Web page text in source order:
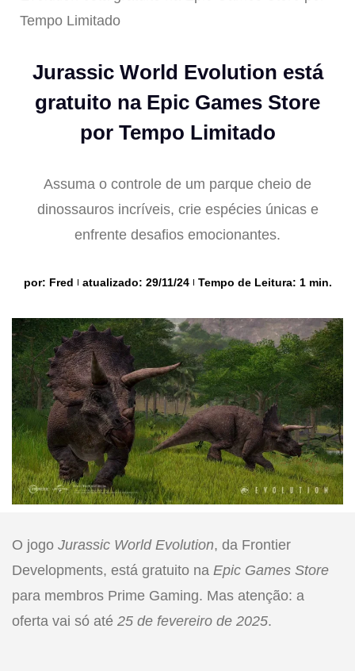
Tempo Limitado
Jurassic World Evolution está
gratuito na Epic Games Store
por Tempo Limitado
Assuma o controle de um parque cheio de
dinossauros incríveis, crie espécies únicas e
enfrente desafios emocionantes.
por: Fred atualizado: 29/11/24 Tempo de Leitura: 1 min.
O jogo Jurassic World Evolution, da Frontier
Developments, está gratuito na Epic Games Store
para membros Prime Gaming. Mas atenção: a
oferta vai só até 25 de fevereiro de 2025.